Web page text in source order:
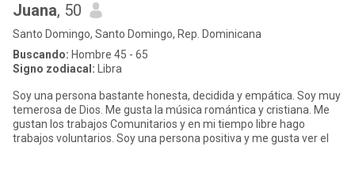
Juana, 50
Santo Domingo, Santo Domingo, Rep. Dominicana
Buscando: Hombre 45 - 65
Signo zodiacal: Libra
Soy una persona bastante honesta, decidida y empática. Soy muy
temerosa de Dios. Me gusta la música romántica y cristiana. Me
gustan los trabajos Comunitarios y en mi tiempo libre hago
trabajos voluntarios. Soy una persona positiva y me gusta ver el